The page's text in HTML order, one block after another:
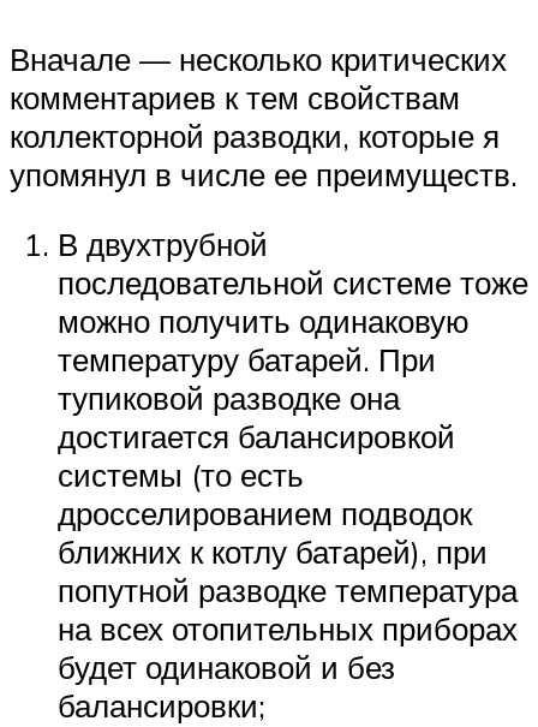
Вначале — несколько критических
комментариев к тем свойствам
коллекторной разводки, которые я
упомянул в числе ее преимуществ.
В двухтрубной
последовательной системе тоже
можно получить одинаковую
температуру батарей. При
тупиковой разводке она
достигается балансировкой
системы (то есть
дросселированием подводок
ближних к котлу батарей), при
попутной разводке температура
на всех отопительных приборах
будет одинаковой и без
балансировки;